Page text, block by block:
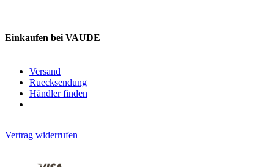
Einkaufen bei VAUDE
Versand
Ruecksendung
Händler finden
Vertrag widerrufen